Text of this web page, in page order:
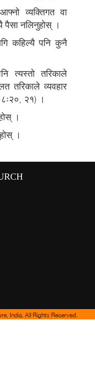
व्यक्तिगत वा
पैसा नलिनुहोस् ।
कहिल्यै पनि कुनै
त्यस्तो तरिकाले
तरिकाले व्यवहार
८ः२०, २१) ।
।
।
India. All Rights Reserved.